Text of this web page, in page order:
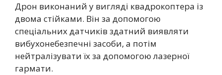
Дрон виконаний у вигляді квадрокоптера із
двома стійками. Він за допомогою
спеціальних датчиків здатний виявляти
вибухонебезпечні засоби, а потім
нейтралізувати їх за допомогою лазерної
гармати.